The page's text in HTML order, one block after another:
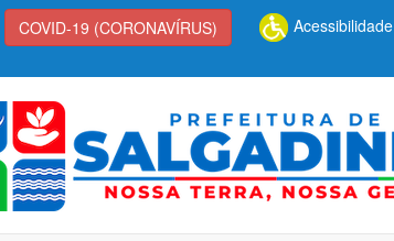
COVID-19 (CORONAVÍRUS) Acessibilidade